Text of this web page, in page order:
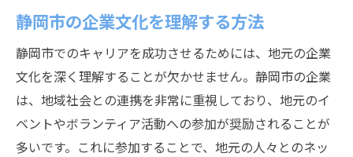
静岡市の企業文化を理解する方法
静岡市でのキャリアを成功させるためには、地元の企業
文化を深く理解することが欠かせません。静岡市の企業
は、地域社会との連携を非常に重視しており、地元のイ
ベントやボランティア活動への参加が奨励されることが
多いです。これに参加することで、地元の人々とのネッ